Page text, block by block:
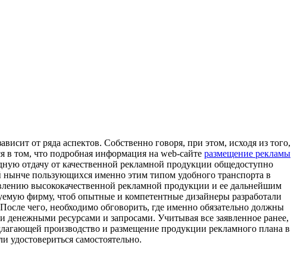
от ряда аспектов. Собственно говоря, при этом, исходя из того,
в том, что подробная информация на web-сайте размещение рекламы
отдачу от качественной рекламной продукции общедоступно
пользующихся именно этим типом удобного транспорта в
высококачественной рекламной продукции и ее дальнейшим
фирму, чтоб опытные и компетентные дизайнеры разработали
чего, необходимо обговорить, где именно обязательно должны
ресурсами и запросами. Учитывая все заявленное ранее,
производство и размещение продукции рекламного плана в
самостоятельно.